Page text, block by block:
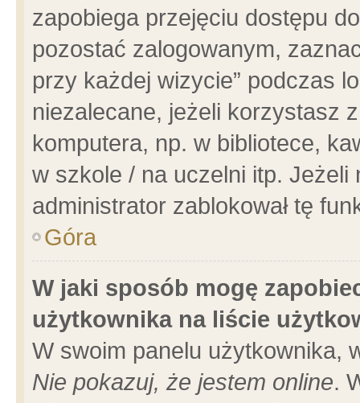
zapobiega przejęciu dostępu
pozostać zalogowanym,
przy każdej wizycie” podczas
niezalecane, jeżeli korzystasz
komputera, np. w bibliotece,
w szkole / na uczelni itp.
administrator zablokował tę
Góra
W jaki sposób mogę
użytkownika na liście
W swoim panelu użytkownika,
Nie pokazuj, że jestem online.